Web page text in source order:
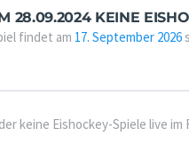
28.09.2024 KEINE
findet am 17. September 2026
keine Eishockey-Spiele live